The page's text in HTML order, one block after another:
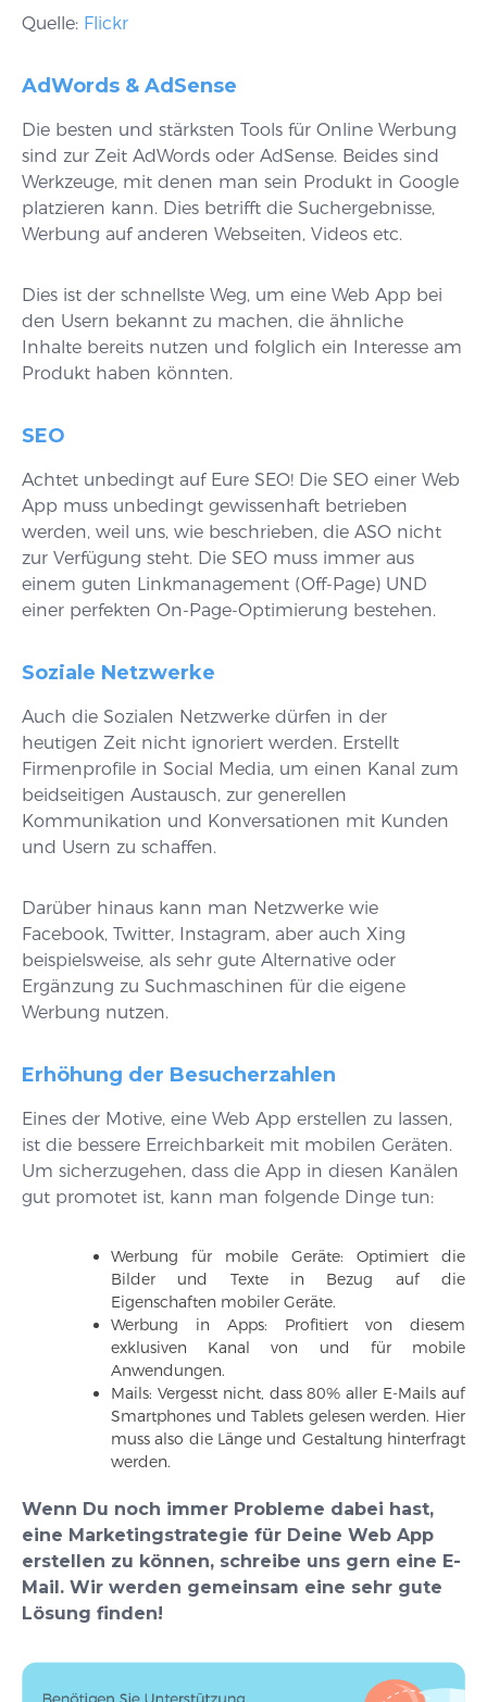
Quelle: Flickr
AdWords & AdSense
Die besten und stärksten Tools für Online Werbung
sind zur Zeit AdWords oder AdSense. Beides sind
Werkzeuge, mit denen man sein Produkt in Google
platzieren kann. Dies betrifft die Suchergebnisse,
Werbung auf anderen Webseiten, Videos etc.
Dies ist der schnellste Weg, um eine Web App bei
den Usern bekannt zu machen, die ähnliche
Inhalte bereits nutzen und folglich ein Interesse am
Produkt haben könnten.
SEO
Achtet unbedingt auf Eure SEO! Die SEO einer Web
App muss unbedingt gewissenhaft betrieben
werden, weil uns, wie beschrieben, die ASO nicht
zur Verfügung steht. Die SEO muss immer aus
einem guten Linkmanagement (Off-Page) UND
einer perfekten On-Page-Optimierung bestehen.
Soziale Netzwerke
Auch die Sozialen Netzwerke dürfen in der
heutigen Zeit nicht ignoriert werden. Erstellt
Firmenprofile in Social Media, um einen Kanal zum
beidseitigen Austausch, zur generellen
Kommunikation und Konversationen mit Kunden
und Usern zu schaffen.
Darüber hinaus kann man Netzwerke wie
Facebook, Twitter, Instagram, aber auch Xing
beispielsweise, als sehr gute Alternative oder
Ergänzung zu Suchmaschinen für die eigene
Werbung nutzen.
Erhöhung der Besucherzahlen
Eines der Motive, eine Web App erstellen zu lassen,
ist die bessere Erreichbarkeit mit mobilen Geräten.
Um sicherzugehen, dass die App in diesen Kanälen
gut promotet ist, kann man folgende Dinge tun:
Werbung für mobile Geräte: Optimiert die
Bilder und Texte in Bezug auf die
Eigenschaften mobiler Geräte.
Werbung in Apps: Profitiert von diesem
exklusiven Kanal von und für mobile
Anwendungen.
Mails: Vergesst nicht, dass 80% aller E-Mails auf
Smartphones und Tablets gelesen werden. Hier
muss also die Länge und Gestaltung hinterfragt
werden.
Wenn Du noch immer Probleme dabei hast,
eine Marketingstrategie für Deine Web App
erstellen zu können, schreibe uns gern eine E-
Mail. Wir werden gemeinsam eine sehr gute
Lösung finden!